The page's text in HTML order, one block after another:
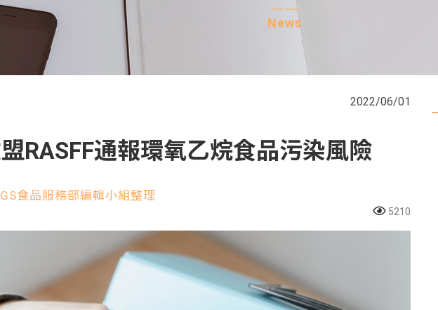
News
2022/06/01
RASFF通報環氧乙烷食品污染風險
食品服務部編輯小組整理
5210